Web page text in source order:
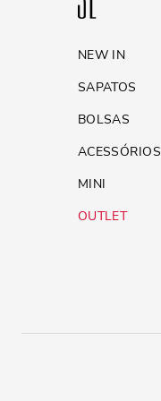
NEW IN
SAPATOS
BOLSAS
ACESSÓRIOS
MINI
OUTLET